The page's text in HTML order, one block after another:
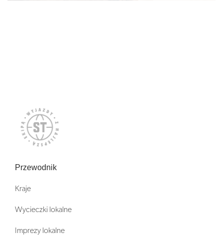
Przewodnik
Kraje
Wycieczki lokalne
Imprezy lokalne